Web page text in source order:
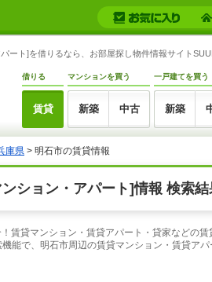
ート]を借りるなら、お部屋探し物件情報サイト
借りる
賃貸
マンションを買う
新築 中古
一戸建てを買う
新築
庫県 > 明石市の賃貸情報
ション・アパート]情報 検索結
賃貸マンション・賃貸アパート・貸家などの
能で、明石市周辺の賃貸マンション・賃貸ア